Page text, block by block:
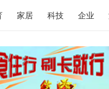
家居 科技 企业